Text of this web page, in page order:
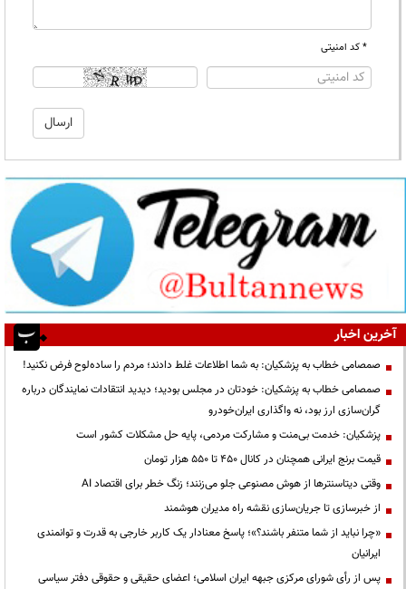
* کد امنیتی
آخرین اخبار
صمصامی خطاب به پزشکیان: به شما اطلاعات غلط دادند؛ مردم را ساده‌لوح فرض نکنید!
صمصامی خطاب به پزشکیان: خودتان در مجلس بودید؛ دیدید انتقادات نمایندگان درباره
گران‌سازی ارز بود، نه واگذاری ایران‌خودرو
پزشکیان: خدمت بی‌منت و مشارکت مردمی، پایه حل مشکلات کشور است
قیمت‌ برنج ایرانی همچنان در کانال ۴۵۰ تا ۵۵۰ هزار تومان
وقتی دیتاسنترها از هوش مصنوعی جلو می‌زنند؛ زنگ خطر برای اقتصاد AI
از خبرسازی تا جریان‌سازی نقشه راه مدیران هوشمند
«چرا نباید از شما متنفر باشند؟»؛ پاسخ معنادار یک کاربر خارجی به قدرت و توانمندی
ایرانیان
پس از رأی شورای مرکزی جبهه ایران اسلامی؛ اعضای حقیقی و حقوقی دفتر سیاسی